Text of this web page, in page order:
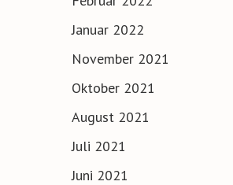
Januar 2022
November 2021
Oktober 2021
August 2021
Juli 2021
Juni 2021